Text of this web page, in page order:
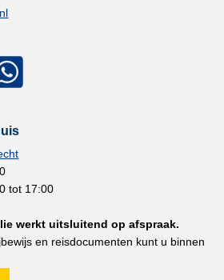
tot 17:00
werkt uitsluitend op afspraak.
en reisdocumenten kunt u binnen